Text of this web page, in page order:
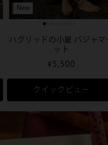
New
ハグリッドの小屋 パジャマ
ット
通
常
価
格
¥5,500
クイックビュー